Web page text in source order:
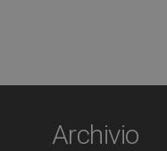
Archivio